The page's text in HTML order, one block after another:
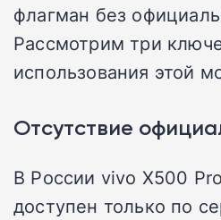
флагман без
Рассмотрим три
использования этой
Отсутствие
В России vivo X500
доступен только по